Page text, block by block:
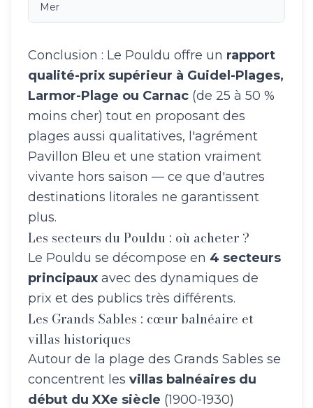
Mer
Conclusion : Le Pouldu offre un rapport
qualité-prix supérieur à Guidel-Plages,
Larmor-Plage ou Carnac (de 25 à 50 %
moins cher) tout en proposant des
plages aussi qualitatives, l'agrément
Pavillon Bleu et une station vraiment
vivante hors saison — ce que d'autres
destinations litorales ne garantissent
plus.
Les secteurs du Pouldu : où acheter ?
Le Pouldu se décompose en 4 secteurs
principaux avec des dynamiques de
prix et des publics très différents.
Les Grands Sables : cœur balnéaire et
villas historiques
Autour de la plage des Grands Sables se
concentrent les villas balnéaires du
début du XXe siècle (1900-1930)